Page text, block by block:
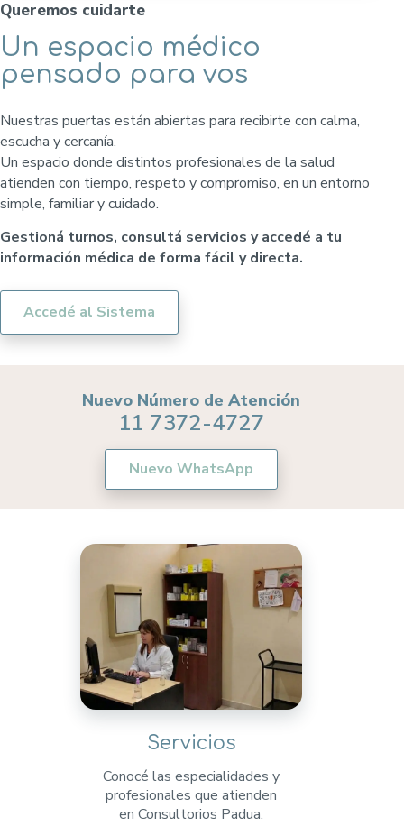
Queremos cuidarte
Un espacio médico
pensado para vos
Nuestras puertas están abiertas para recibirte con calma,
escucha y cercanía.
Un espacio donde distintos profesionales de la salud
atienden con tiempo, respeto y compromiso, en un entorno
simple, familiar y cuidado.
Gestioná turnos, consultá servicios y accedé a tu
información médica de forma fácil y directa.
Accedé al Sistema
Nuevo Número de Atención
11 7372-4727
Nuevo WhatsApp
Servicios
Conocé las especialidades y
profesionales que atienden
en Consultorios Padua.